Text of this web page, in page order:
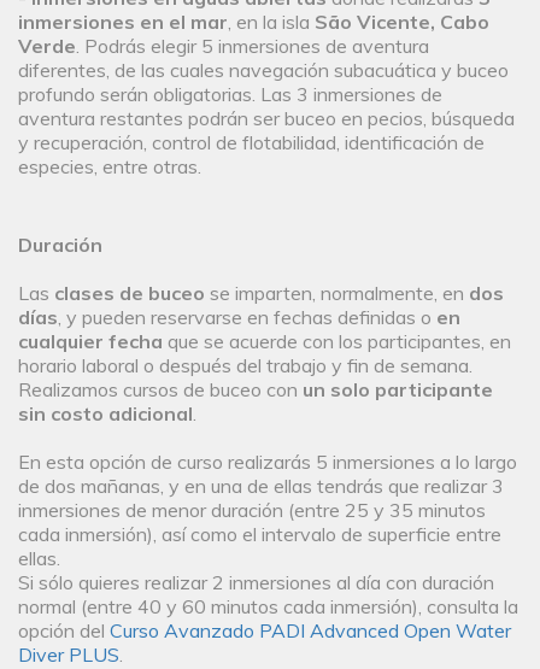
inmersiones en el mar, en la isla São Vicente, Cabo
Verde. Podrás elegir 5 inmersiones de aventura
diferentes, de las cuales navegación subacuática y buceo
profundo serán obligatorias. Las 3 inmersiones de
aventura restantes podrán ser buceo en pecios, búsqueda
y recuperación, control de flotabilidad, identificación de
especies, entre otras.
Duración
Las clases de buceo se imparten, normalmente, en dos
días, y pueden reservarse en fechas definidas o en
cualquier fecha que se acuerde con los participantes, en
horario laboral o después del trabajo y fin de semana.
Realizamos cursos de buceo con un solo participante
sin costo adicional.
En esta opción de curso realizarás 5 inmersiones a lo largo
de dos mañanas, y en una de ellas tendrás que realizar 3
inmersiones de menor duración (entre 25 y 35 minutos
cada inmersión), así como el intervalo de superficie entre
ellas.
Si sólo quieres realizar 2 inmersiones al día con duración
normal (entre 40 y 60 minutos cada inmersión), consulta la
opción del Curso Avanzado PADI Advanced Open Water
Diver PLUS.